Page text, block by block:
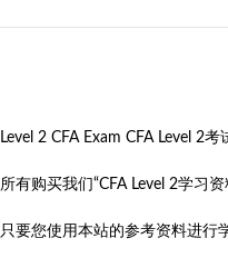
Level 2 CFA Exam CFA Level 2
所有购买我们“CFA Level 2学习
只要您使用本站的参考资料进行